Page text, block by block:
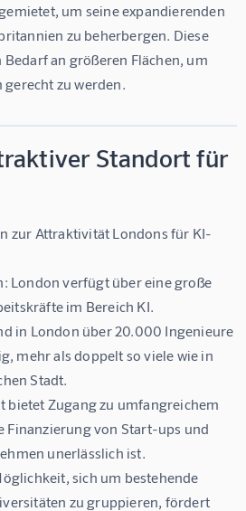
um seine expandierenden
zu beherbergen. Diese
an größeren Flächen, um
zu werden.
Standort für
zur Attraktivität Londons für KI-
London verfügt über eine große
im Bereich KI.
in London über 20.000 Ingenieure
mehr als doppelt so viele wie in
Stadt.
bietet Zugang zu umfangreichem
Finanzierung von Start-ups und
unerlässlich ist.
sich um bestehende
zu gruppieren, fördert